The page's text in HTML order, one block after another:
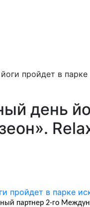
пройдет в парке
день
партнер 2-го